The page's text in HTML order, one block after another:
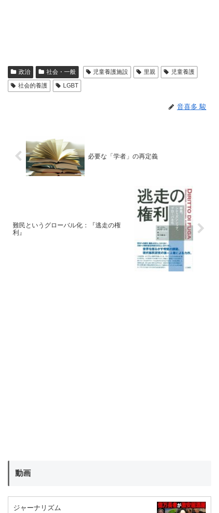
政治 社会・一般 児童養護施設 里親
児童養護
社会的養護
LGBT
音喜多 駿
必要な「学者」の再定義
難民というグローバル化：『逃走の権
利』
動画
ジャーナリズム